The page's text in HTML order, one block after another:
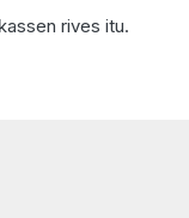
rives itu.